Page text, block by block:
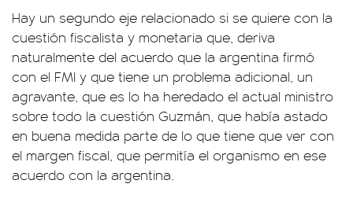
Hay un segundo eje relacionado si se quiere con la
cuestión fiscalista y monetaria que, deriva
naturalmente del acuerdo que la argentina firmó
con el FMI y que tiene un problema adicional, un
agravante, que es lo ha heredado el actual ministro
sobre todo la cuestión Guzmán, que había astado
en buena medida parte de lo que tiene que ver con
el margen fiscal, que permitía el organismo en ese
acuerdo con la argentina.